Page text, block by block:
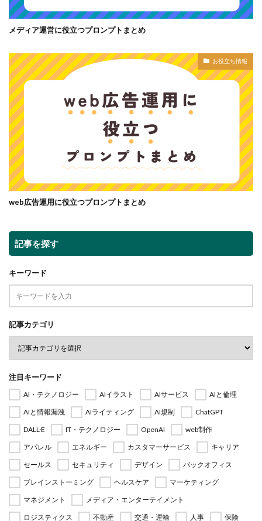
メディア運営に役立つプロンプトまとめ
お役立ち情報
web広告運用に役立つプロンプトまとめ
記事を探す
キーワード
記事カテゴリ
注目キーワード
AI・テクノロジー AIイラスト AIサービス
AIと倫理
AIと情報漏洩
AIライティング AI規制
ChatGPT
DALL·E
IT・テクノロジー OpenAI
web制作
アパレル
エネルギー カスタマーサービス
キャリア
セールス
セキュリティ デザイン
バックオフィス
ブレインストーミング
ヘルスケア
マーケティング
マネジメント
メディア・エンターテイメント
ロジスティクス
不動産 交通・運輸 人事 保険